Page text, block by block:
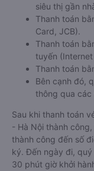
siêu thị gần
Thanh toán
Card, JCB).
Thanh toán
tuyến (Internet
Thanh toán
Bên cạnh đó,
thông qua các
Sau khi thanh toán
- Hà Nội thành
thành công đến số
ký. Đến ngày đi,
30 phút giờ khởi